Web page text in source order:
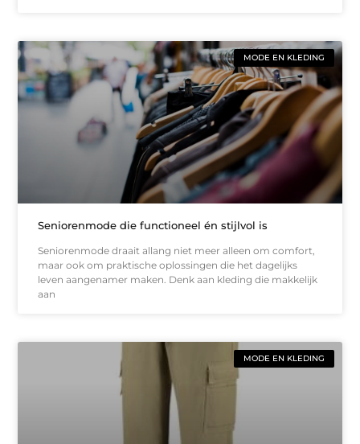
MODE EN KLEDING
Seniorenmode die functioneel én stijlvol is
Seniorenmode draait allang niet meer alleen om comfort,
maar ook om praktische oplossingen die het dagelijks
leven aangenamer maken. Denk aan kleding die makkelijk
aan
MODE EN KLEDING